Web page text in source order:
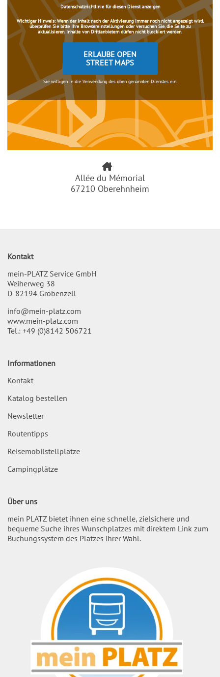
Datenschutzrichtlinie für diesen Dienst anzeigen
Wichtiger Hinweis:Wenn der Inhalt nach der Aktivierung immer noch nicht angezeigt wird,
überprüfen Sie bitte Ihre Browsereinstellungen oder versuchen Sie, die Seite zu
aktualisieren. Inhalte von Drittanbietern dürfen nicht blockiert werden.
ERLAUBE OPEN
STREET MAPS
Sie willigen in die Verwendung des oben genannten Dienstes ein.
Allée du Mémorial
67210 Oberehnheim
Kontakt
mein-PLATZ Service GmbH
Weiherweg 38
D-82194 Gröbenzell
info@mein-platz.com
www.mein-platz.com
Tel.: +49 (0)8142 506721
Informationen
Kontakt
Katalog bestellen
Newsletter
Routentipps
Reisemobilstellplätze
Campingplätze
Über uns
mein PLATZ bietet ihnen eine schnelle, zielsichere und
bequeme Suche ihres Wunschplatzes mit direktem Link zum
Buchungssystem des Platzes ihrer Wahl.